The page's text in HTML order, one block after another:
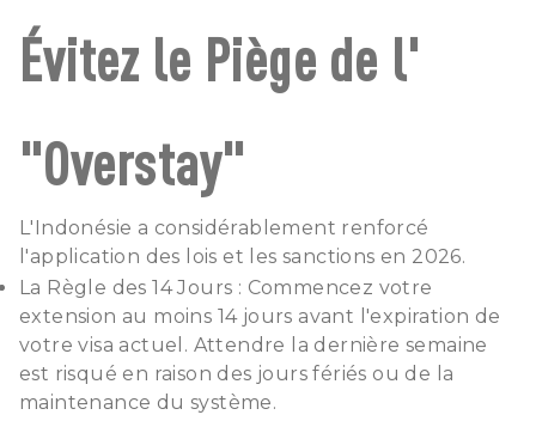
Évitez le Piège de l'
"Overstay"
L'Indonésie a considérablement renforcé
l'application des lois et les sanctions en 2026.
La Règle des 14 Jours : Commencez votre
extension au moins 14 jours avant l'expiration de
votre visa actuel. Attendre la dernière semaine
est risqué en raison des jours fériés ou de la
maintenance du système.